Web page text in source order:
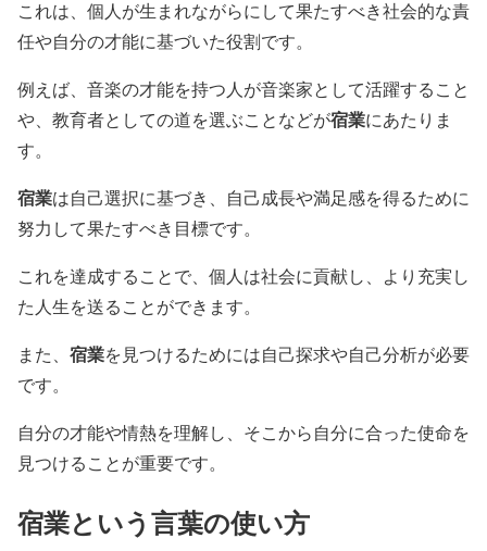
これは、個人が生まれながらにして果たすべき社会的な責
任や自分の才能に基づいた役割です。
例えば、音楽の才能を持つ人が音楽家として活躍すること
や、教育者としての道を選ぶことなどが宿業にあたりま
す。
宿業は自己選択に基づき、自己成長や満足感を得るために
努力して果たすべき目標です。
これを達成することで、個人は社会に貢献し、より充実し
た人生を送ることができます。
また、 宿業を見つけるためには自己探求や自己分析が必要
です。
自分の才能や情熱を理解し、そこから自分に合った使命を
見つけることが重要です。
宿業という言葉の使い方